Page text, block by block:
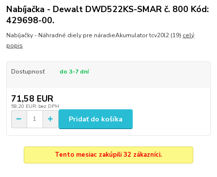
Nabíjačka - Dewalt DWD522KS-SMAR č. 800 Kód:
429698-00.
Nabíjačky - Náhradné diely pre náradieAkumulator tcv20l2 (19) celý
popis
Dostupnosť do 3-7 dní
71,58 EUR
58,20 EUR bez DPH
Pridať do košíka
Tento mesiac zakúpili 32 zákazníci.